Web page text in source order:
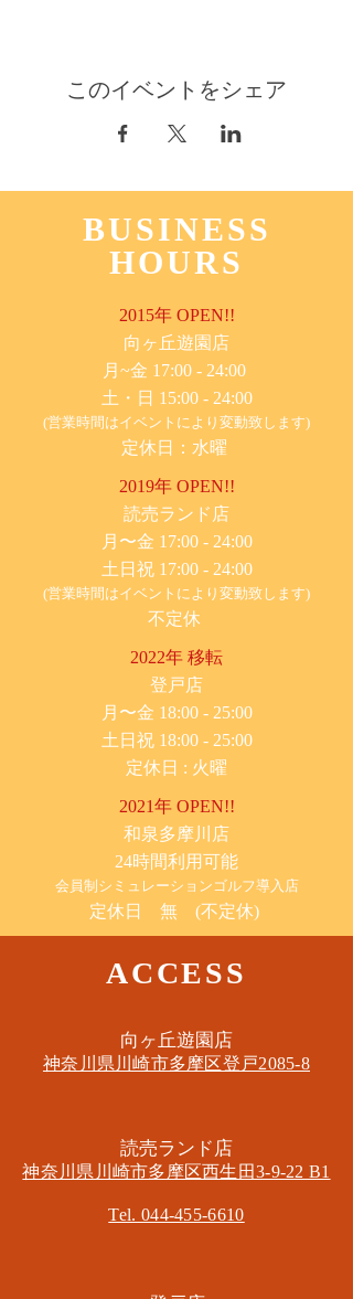
このイベントをシェア
BUSINESS
HOURS
2015年 OPEN!!
​向ヶ丘遊園店
月~金 17:00 - 24:00
土・日 15:00 - 24:00
(営業時間はイベントにより変動致します)
定休日：水曜
2019年 OPEN!!
​読売ランド店
月〜金 17:00 - 24:00
土日祝 17:00 - 24:00
(営業時間はイベントにより変動致します)
不定休
2022年 移転
​登戸店
月〜金 18:00 - 25:00
土日祝 18:00 - 25:00
​定休日 : 火曜
2021年 OPEN!!
​和泉多摩川店
24時間利用可能
​会員制シミュレーションゴルフ導入店
定休日 無 (不定休)
ACCESS
​向ヶ丘遊園店
神奈川県川崎市多摩区​登戸2085-8
​読売ランド店
神奈川県川崎市多摩区​西生田3-9-22 B1
Tel. 044-455-6610